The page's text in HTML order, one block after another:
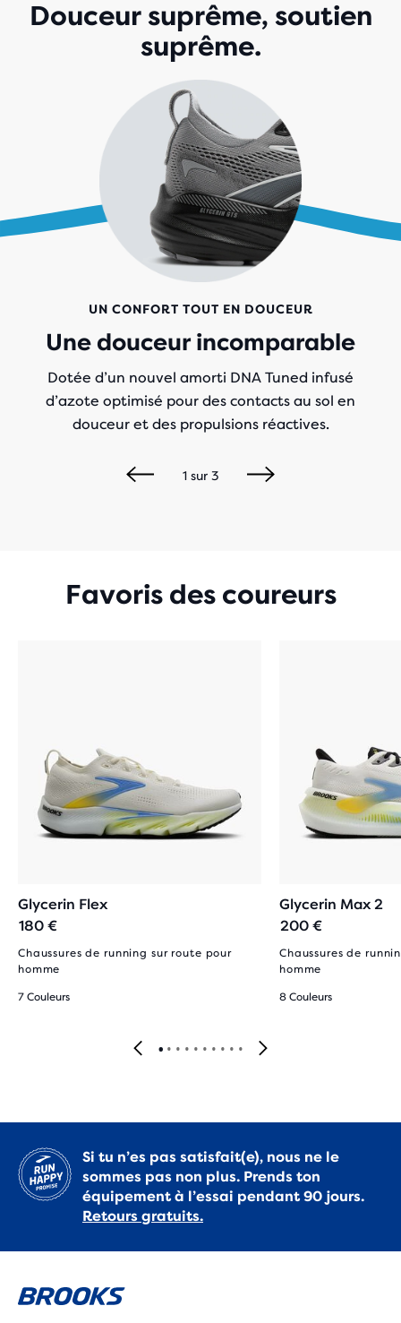
Douceur suprême, soutien
suprême.
UN CONFORT TOUT EN DOUCEUR
Une douceur incomparable
Dotée d’un nouvel amorti DNA Tuned infusé
d’azote optimisé pour des contacts au sol en
douceur et des propulsions réactives.
1sur 3
Favoris des coureurs
Glycerin Flex
180 €
Chaussures de running sur route pour
homme
7 Couleurs
Glycerin Max 2
200 €
Chaussures de
homme
8 Couleurs
Si tu n’es pas satisfait(e), nous ne le
sommes pas non plus. Prends ton
équipement à l’essai pendant 90 jours.
Retours gratuits.